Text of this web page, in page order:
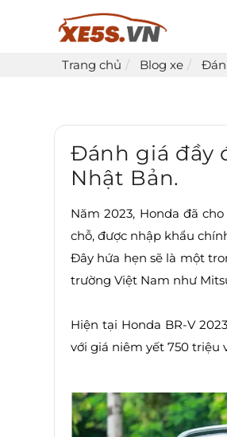
Trang chủ Blog xe
Đánh giá đầy
Nhật Bản.
Năm 2023, Honda đã
chỗ, được nhập khẩu
Đây hứa hẹn sẽ là một
trường Việt Nam như
Hiện tại Honda BR-V
với giá niêm yết 750 triệu